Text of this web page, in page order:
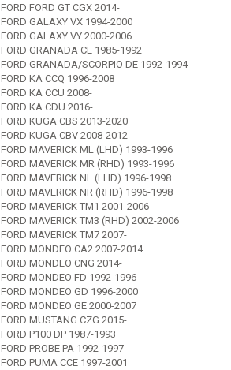
FORD FORD GT CGX 2014-
FORD GALAXY VX 1994-2000
FORD GALAXY VY 2000-2006
FORD GRANADA CE 1985-1992
FORD GRANADA/SCORPIO DE 1992-1994
FORD KA CCQ 1996-2008
FORD KA CCU 2008-
FORD KA CDU 2016-
FORD KUGA CBS 2013-2020
FORD KUGA CBV 2008-2012
FORD MAVERICK ML (LHD) 1993-1996
FORD MAVERICK MR (RHD) 1993-1996
FORD MAVERICK NL (LHD) 1996-1998
FORD MAVERICK NR (RHD) 1996-1998
FORD MAVERICK TM1 2001-2006
FORD MAVERICK TM3 (RHD) 2002-2006
FORD MAVERICK TM7 2007-
FORD MONDEO CA2 2007-2014
FORD MONDEO CNG 2014-
FORD MONDEO FD 1992-1996
FORD MONDEO GD 1996-2000
FORD MONDEO GE 2000-2007
FORD MUSTANG CZG 2015-
FORD P100 DP 1987-1993
FORD PROBE PA 1992-1997
FORD PUMA CCE 1997-2001